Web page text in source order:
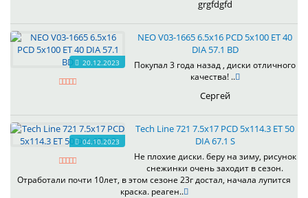
grgfdgfd
20.12.2023
NEO V03-1665 6.5x16 PCD 5x100 ET 40
DIA 57.1 BD
Покупал 3 года назад , диски отличного
качества! ..
Сергей
04.10.2023
Tech Line 721 7.5x17 PCD 5x114.3 ET 50
DIA 67.1 S
Не плохие диски. беру на зиму, рисунок
снежинки очень заходит в сезон.
Отработали почти 10лет, в этом сезоне 23г достал, начала лупится
краска. реаген..